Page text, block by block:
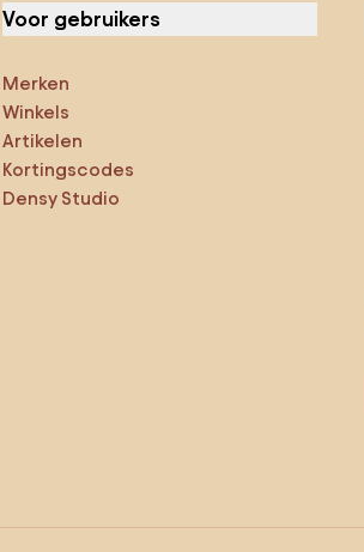
Voor gebruikers
Merken
Winkels
Artikelen
Kortingscodes
Densy Studio